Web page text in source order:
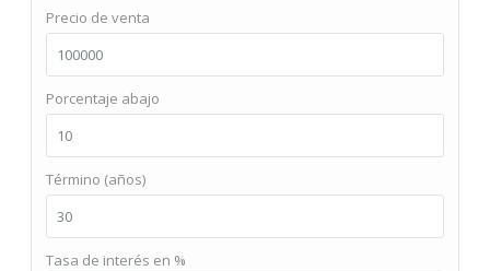
Precio de venta
Porcentaje abajo
Término (años)
Tasa de interés en %